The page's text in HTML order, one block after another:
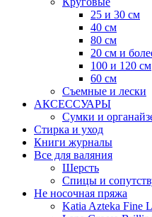
25 и 30 см
40 см
80 см
20 см и
100 и 120 см
60 см
Съемные и лески
АКСЕССУАРЫ
Сумки и
Стирка и уход
Книги журналы
Все для валяния
Шерсть
Спицы и
Не носочная пряжа
Katia Azteka Fine